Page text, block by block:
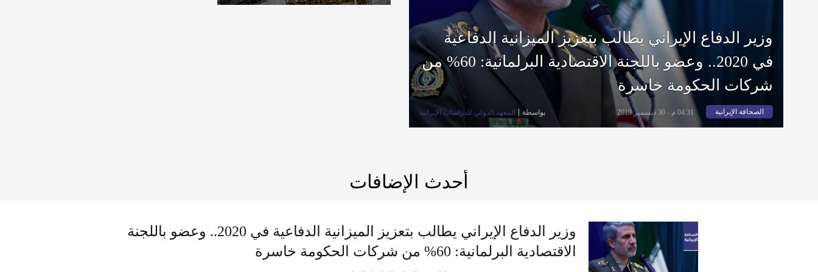
وزير الدفاع الإيراني يطالب بتعزيز الميزانية الدفاعية
في 2020.. وعضو باللجنة الاقتصادية البرلمانية: 60% من
شركات الحكومة خاسرة
الصحافة الإيرانية 04:31 م - 30 ديسمبر 2019 بواسطة المعهد الدولي للدراسات الإيرانية
أحدث الإضافات
وزير الدفاع الإيراني يطالب بتعزيز الميزانية الدفاعية في 2020.. وعضو باللجنة
الاقتصادية البرلمانية: 60% من شركات الحكومة خاسرة